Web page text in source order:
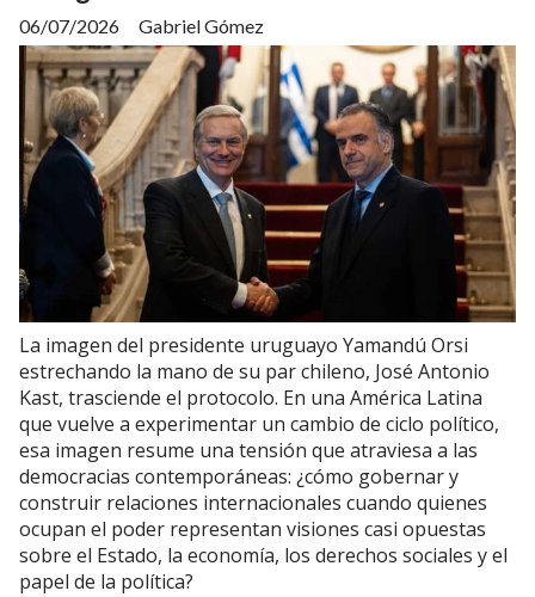
Gabriel Gómez
06/07/2026
La imagen del presidente uruguayo Yamandú Orsi
estrechando la mano de su par chileno, José Antonio
Kast, trasciende el protocolo. En una América Latina
que vuelve a experimentar un cambio de ciclo político,
esa imagen resume una tensión que atraviesa a las
democracias contemporáneas: ¿cómo gobernar y
construir relaciones internacionales cuando quienes
ocupan el poder representan visiones casi opuestas
sobre el Estado, la economía, los derechos sociales y el
papel de la política?